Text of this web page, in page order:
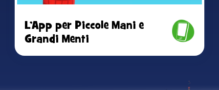
L’App per Piccole Mani e
Grandi Menti